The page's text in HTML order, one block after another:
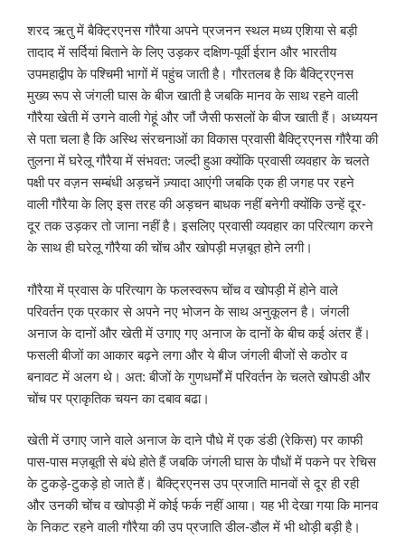
शरद ऋतु में बैक्ट्रिएनस गौरैया अपने प्रजनन स्थल मध्य एशिया से बड़ी
तादाद में सर्दियां बिताने के लिए उड़कर दक्षिण-पूर्वी ईरान और भारतीय
उपमहाद्वीप के पश्चिमी भागों में पहुंच जाती है। गौरतलब है कि बैक्ट्रिएनस
मुख्य रूप से जंगली घास के बीज खाती है जबकि मानव के साथ रहने वाली
गौरैया खेती में उगने वाली गेहूं और जौं जैसी फसलों के बीज खाती हैं। अध्ययन
से पता चला है कि अस्थि संरचनाओं का विकास प्रवासी बैक्ट्रिएनस गौरैया की
तुलना में घरेलू गौरैया में संभवत: जल्दी हुआ क्योंकि प्रवासी व्यवहार के चलते
पक्षी पर वज़न सम्बंधी अड़चनें ज़्यादा आएंगी जबकि एक ही जगह पर रहने
वाली गौरैया के लिए इस तरह की अड़चन बाधक नहीं बनेगी क्योंकि उन्हें दूर-
दूर तक उड़कर तो जाना नहीं है। इसलिए प्रवासी व्यवहार का परित्याग करने
के साथ ही घरेलू गौरैया की चोंच और खोपड़ी मज़बूत होने लगी।
गौरैया में प्रवास के परित्याग के फलस्वरूप चोंच व खोपड़ी में होने वाले
परिवर्तन एक प्रकार से अपने नए भोजन के साथ अनुकूलन है। जंगली
अनाज के दानों और खेती में उगाए गए अनाज के दानों के बीच कई अंतर हैं।
फसली बीजों का आकार बढ़ने लगा और ये बीज जंगली बीजों से कठोर व
बनावट में अलग थे। अत: बीजों के गुणधर्मों में परिवर्तन के चलते खोपडी और
चोंच पर प्राकृतिक चयन का दबाव बढा।
खेती में उगाए जाने वाले अनाज के दाने पौधे में एक डंडी (रेकिस) पर काफी
पास-पास मज़बूती से बंधे होते हैं जबकि जंगली घास के पौधों में पकने पर रेचिस
के टुकड़े-टुकड़े हो जाते हैं। बैक्ट्रिएनस उप प्रजाति मानवों से दूर ही रही
और उनकी चोंच व खोपड़ी में कोई फर्क नहीं आया। यह भी देखा गया कि मानव
के निकट रहने वाली गौरैया की उप प्रजाति डील-डौल में भी थोड़ी बड़ी है।